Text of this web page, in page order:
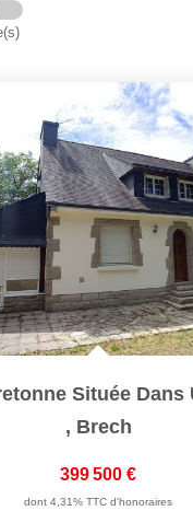
MON COMPTE
, Brech
399 500 €
dont 4,31% TTC d'honoraires